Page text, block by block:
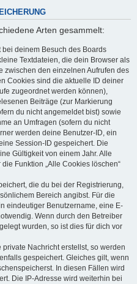
Arten gesammelt:
deinem Besuch des Boards
Textdateien, die dein Browser als
zwischen den einzelnen Aufrufen des
Cookies sind die aktuelle ID deiner
zugeordnet werden können),
Beiträge (zur Markierung
du nicht angemeldet bist) sowie
an Umfragen (sofern du nicht
werden deine Benutzer-ID, ein
Session-ID gespeichert. Die
Gültigkeit von einem Jahr. Alle
Funktion „Alle Cookies löschen“
die du bei der Registrierung,
Bereich angibst. Für die
eindeutiger Benutzername, eine E-
Wenn durch den Betreiber
wurden, so ist dies für dich vor
Nachricht erstellst, so werden
gespeichert. Gleiches gilt, wenn
In diesen Fällen wird
Die IP-Adresse wird weiterhin bei